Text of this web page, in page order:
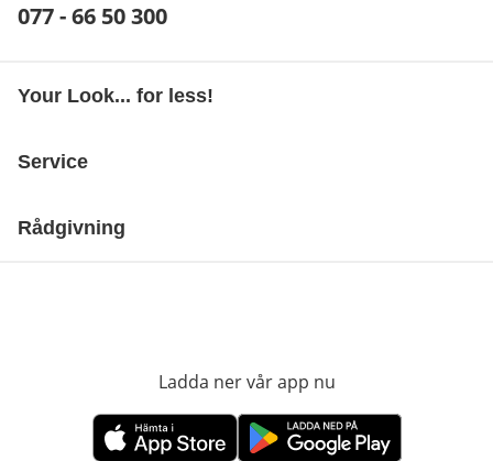
Telefonnummer:
077 - 66 50 300
Your Look... for less!
Service
Rådgivning
Ladda ner vår app nu